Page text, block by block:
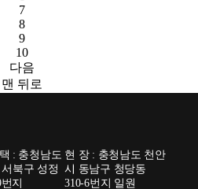
7
8
9
10
다음
맨 뒤로
: 충청남도
북구 성정
지
현 장 : 충청남도 천안
시 동남구 청당동
310-6번지 일원